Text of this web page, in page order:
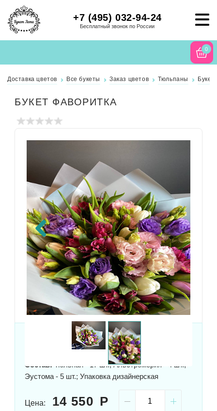
+7 (495) 032-94-24
Бесплатный звонок по России
0
Доставка цветов Все букеты Заказ цветов Тюльпаны Букет
БУКЕТ ФАВОРИТКА
Previous
40x35 см
Состав: Тюльпан - 17 шт.; Альстромерия - 4 шт.;
Эустома - 5 шт.; Упаковка дизайнерская
Цена: 14 550